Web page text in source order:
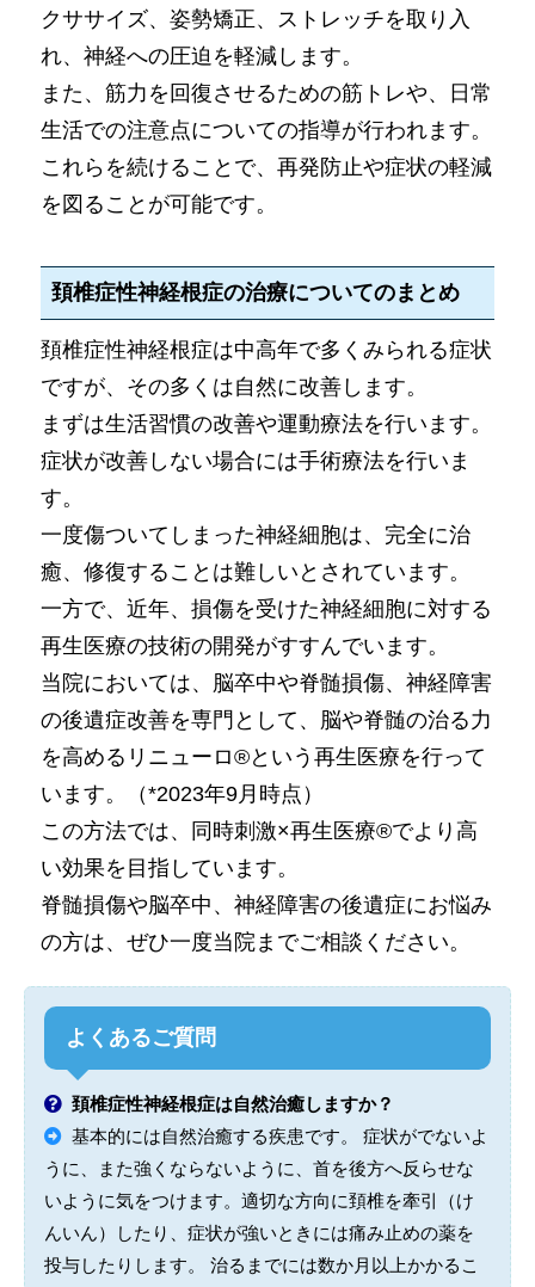
クササイズ、姿勢矯正、ストレッチを取り入
れ、神経への圧迫を軽減します。
また、筋力を回復させるための筋トレや、日常
生活での注意点についての指導が行われます。
これらを続けることで、再発防止や症状の軽減
を図ることが可能です。
頚椎症性神経根症の治療についてのまとめ
頚椎症性神経根症は中高年で多くみられる症状
ですが、その多くは自然に改善します。
まずは生活習慣の改善や運動療法を行います。
症状が改善しない場合には手術療法を行いま
す。
一度傷ついてしまった神経細胞は、完全に治
癒、修復することは難しいとされています。
一方で、近年、損傷を受けた神経細胞に対する
再生医療の技術の開発がすすんでいます。
当院においては、脳卒中や脊髄損傷、神経障害
の後遺症改善を専門として、脳や脊髄の治る力
を高めるリニューロ®という再生医療を行って
います。（*2023年9月時点）
この方法では、同時刺激×再生医療®でより高
い効果を目指しています。
脊髄損傷や脳卒中、神経障害の後遺症にお悩み
の方は、ぜひ一度当院までご相談ください。
よくあるご質問
頚椎症性神経根症は自然治癒しますか？
基本的には自然治癒する疾患です。 症状がでないよ
うに、また強くならないように、首を後方へ反らせな
いように気をつけます。適切な方向に頚椎を牽引（け
んいん）したり、症状が強いときには痛み止めの薬を
投与したりします。 治るまでには数か月以上かかるこ